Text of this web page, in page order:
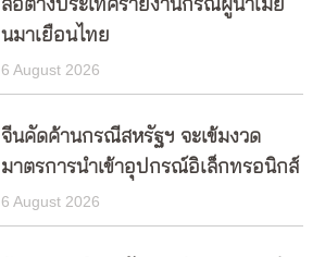
สื่อต่างประเทศรายงานกรณีผู้นำเมีย
นมาเยือนไทย
6 August 2026
จีนคัดค้านกรณีสหรัฐฯ จะเข้มงวด
มาตรการนำเข้าอุปกรณ์อิเล็กทรอนิกส์
6 August 2026